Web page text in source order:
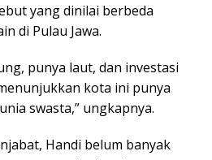
yang dinilai berbeda
di Pulau Jawa.
punya laut, dan investasi
kota ini punya
swasta,” ungkapnya.
Handi belum banyak